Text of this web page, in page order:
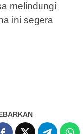
melindungi
ini segera